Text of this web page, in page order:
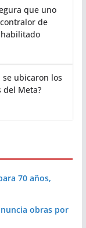
que uno
de
se ubicaron los
Meta?
70 años,
obras por